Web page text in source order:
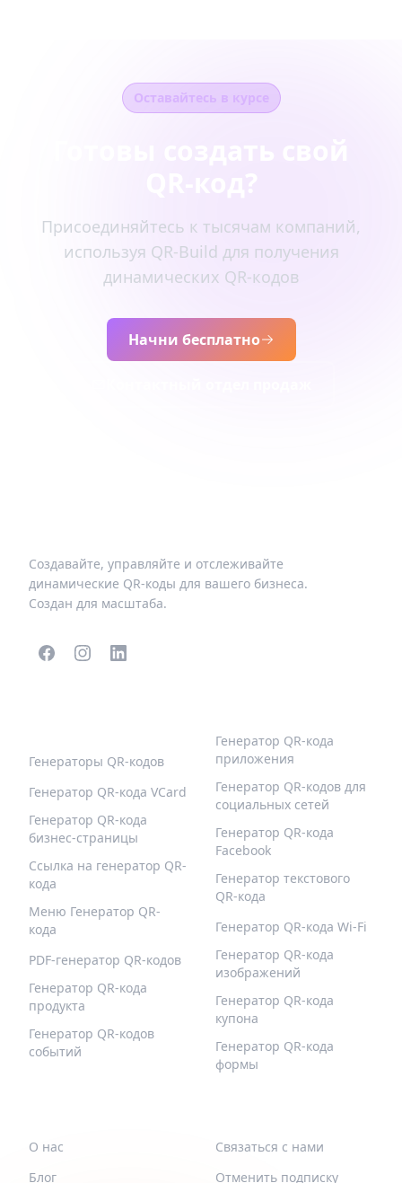
Оставайтесь в курсе
Присоединяйтесь к тысячам компаний,
используя QR-Build для получения
динамических QR-кодов
Начни бесплатно
Создавайте, управляйте и отслеживайте
динамические QR-коды для вашего бизнеса.
Создан для масштаба.
Генераторы QR-кодов
Генератор QR-кода VCard
Генератор QR-кода
бизнес-страницы
Ссылка на генератор QR-
кода
Меню Генератор QR-
кода
PDF-генератор QR-кодов
Генератор QR-кода
продукта
Генератор QR-кодов
событий
Генератор QR-кода
приложения
Генератор QR-кодов для
социальных сетей
Генератор QR-кода
Facebook
Генератор текстового
QR-кода
Генератор QR-кода Wi-Fi
Генератор QR-кода
изображений
Генератор QR-кода
купона
Генератор QR-кода
формы
О нас
Блог
Связаться с нами
Отменить подписку